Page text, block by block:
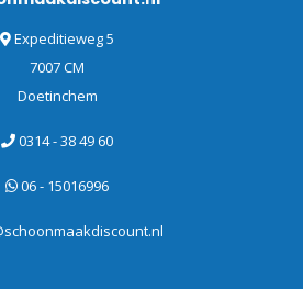
Expeditieweg 5
7007 CM
Doetinchem
0314 - 38 49 60
06 - 15016996